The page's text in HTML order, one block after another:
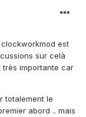
est
sur celà
très importante car
totalement le
abord .. mais